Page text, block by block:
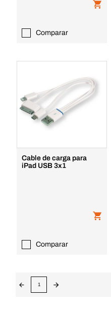
Comparar
Cable de carga para
iPad USB 3x1
Comparar
1